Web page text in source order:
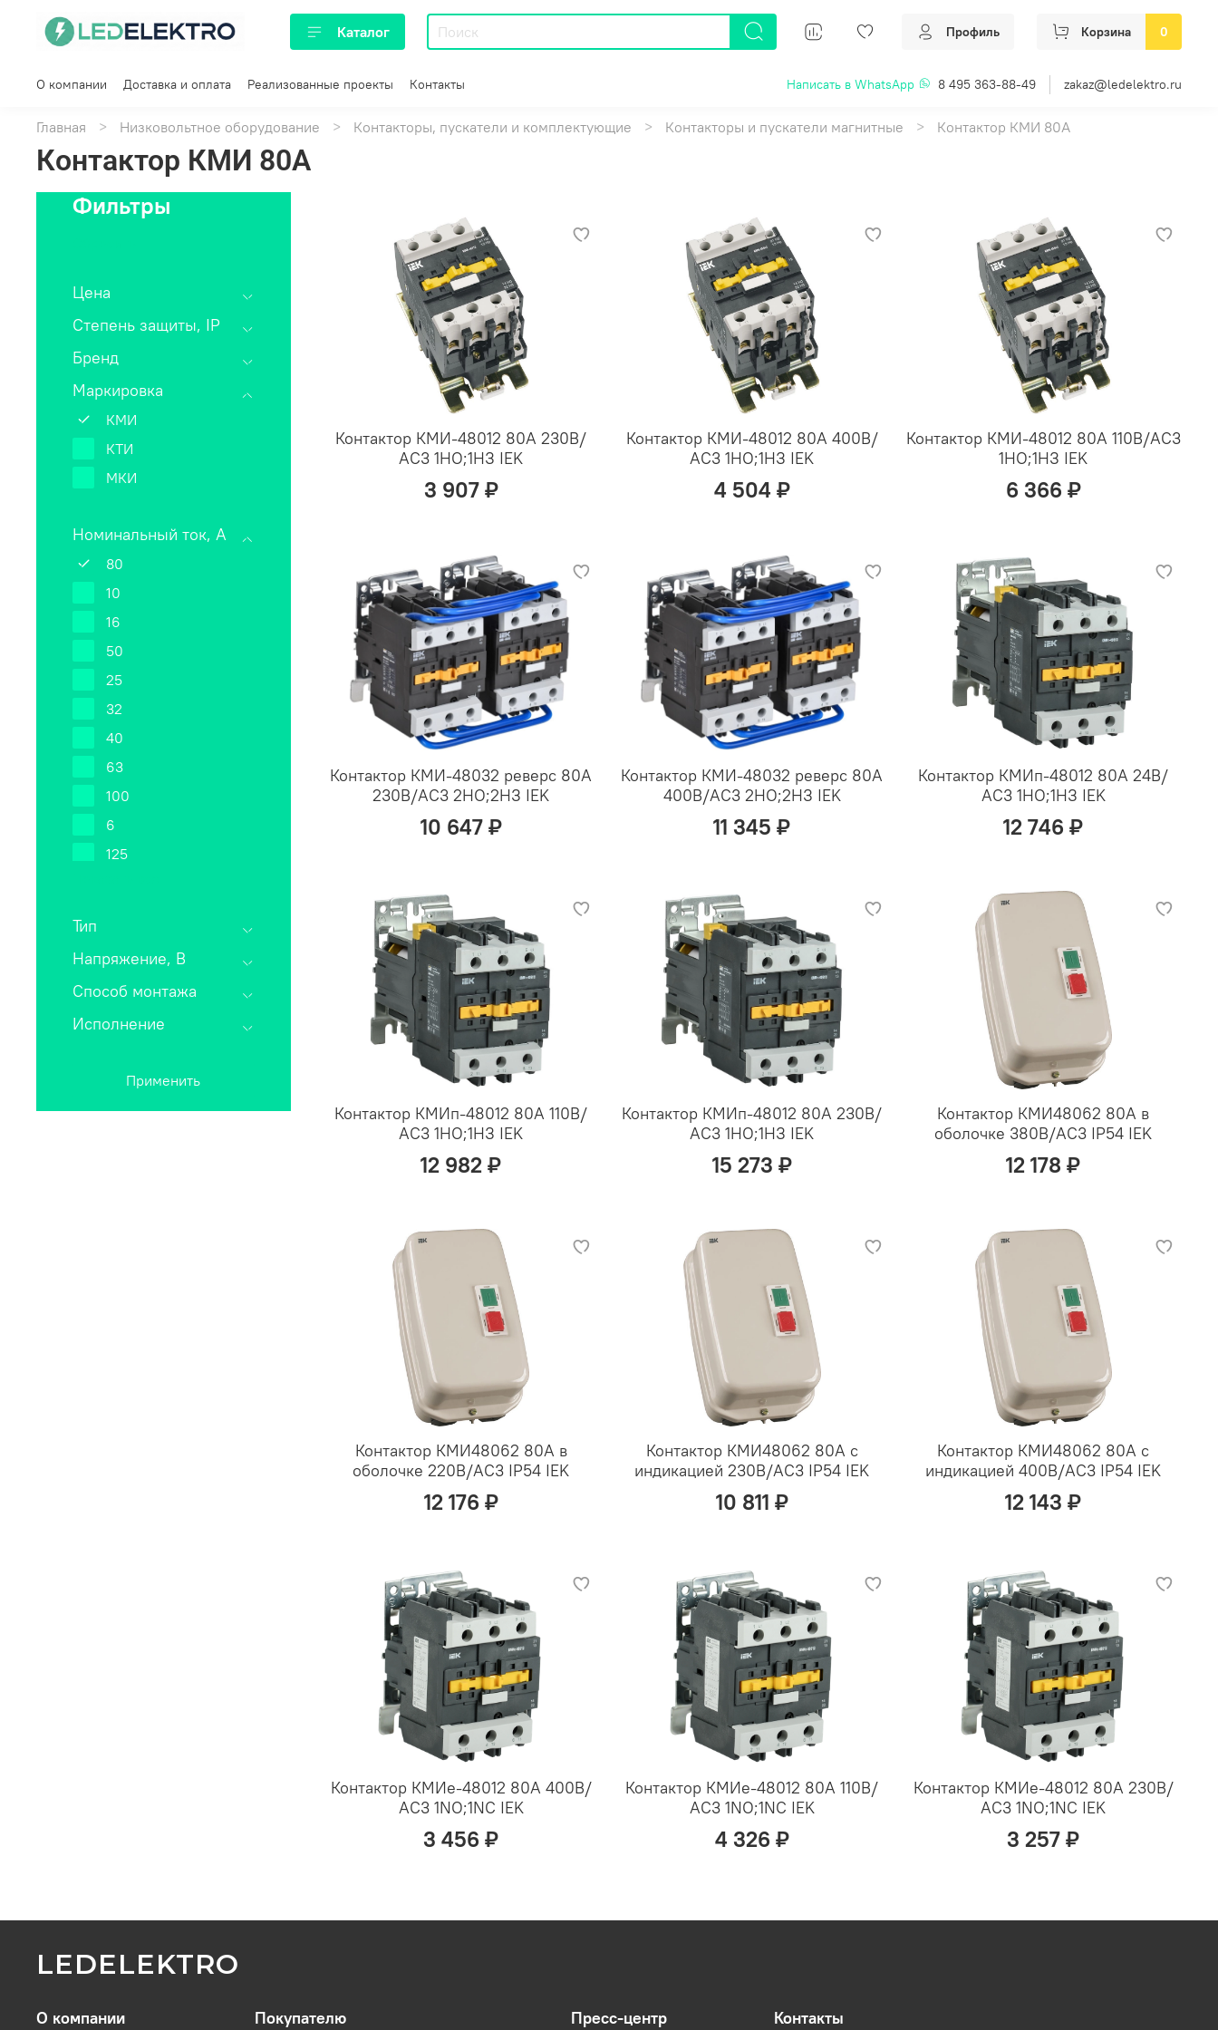
Каталог Профиль Корзина 0
О компании Доставка и оплата Реализованные проекты Контакты Написать в WhatsApp 8 495 363-88-49 zakaz@ledelektro.ru
Главная Низковольтное оборудование Контакторы, пускатели и комплектующие Контакторы и пускатели магнитные Контактор КМИ 80А
Контактор КМИ 80А
Контактор КМИ-48012 80А 230В/
АС3 1НО;1НЗ IEK
3 907 ₽
Контактор КМИ-48012 80А 400В/
АС3 1НО;1НЗ IEK
4 504 ₽
Контактор КМИ-48012 80А 110В/АС3
1НО;1НЗ IEK
6 366 ₽
Контактор КМИ-48032 реверс 80А
230В/АС3 2НО;2НЗ IEK
10 647 ₽
Контактор КМИ-48032 реверс 80А
400В/АС3 2НО;2НЗ IEK
11 345 ₽
Контактор КМИп-48012 80А 24В/
АС3 1НО;1НЗ IEK
12 746 ₽
Контактор КМИп-48012 80А 110В/
АС3 1НО;1НЗ IEK
12 982 ₽
Контактор КМИп-48012 80А 230В/
АС3 1НО;1НЗ IEK
15 273 ₽
Контактор КМИ48062 80А в
оболочке 380В/АС3 IP54 IEK
12 178 ₽
Контактор КМИ48062 80А в
оболочке 220В/АС3 IP54 IEK
12 176 ₽
Контактор КМИ48062 80А с
индикацией 230В/АС3 IP54 IEK
10 811 ₽
Контактор КМИ48062 80А с
индикацией 400В/АС3 IP54 IEK
12 143 ₽
Контактор КМИе-48012 80А 400В/
АС3 1NO;1NC IEK
3 456 ₽
Контактор КМИе-48012 80А 110В/
АС3 1NO;1NC IEK
4 326 ₽
Контактор КМИе-48012 80А 230В/
АС3 1NO;1NC IEK
3 257 ₽
Фильтры
Цена
Степень защиты, IP
Бренд
Маркировка
КМИ
КТИ
МКИ
Номинальный ток, А
80
10
16
50
25
32
40
63
100
6
125
500
Тип
Напряжение, В
Способ монтажа
Исполнение
Применить
LEDELEKTRO
О компании Покупателю Пресс-центр Контакты